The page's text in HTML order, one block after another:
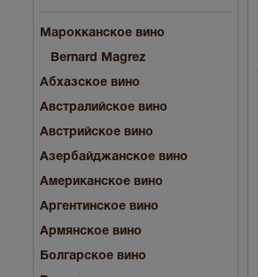
Марокканское вино
Bernard Magrez
Абхазское вино
Австралийское вино
Австрийское вино
Азербайджанское вино
Американское вино
Аргентинское вино
Армянское вино
Болгарское вино